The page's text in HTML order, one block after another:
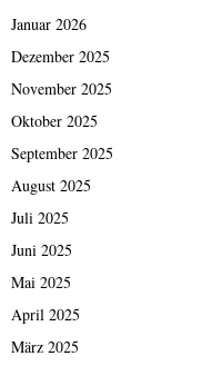
Januar 2026
Dezember 2025
November 2025
Oktober 2025
September 2025
August 2025
Juli 2025
Juni 2025
Mai 2025
April 2025
März 2025